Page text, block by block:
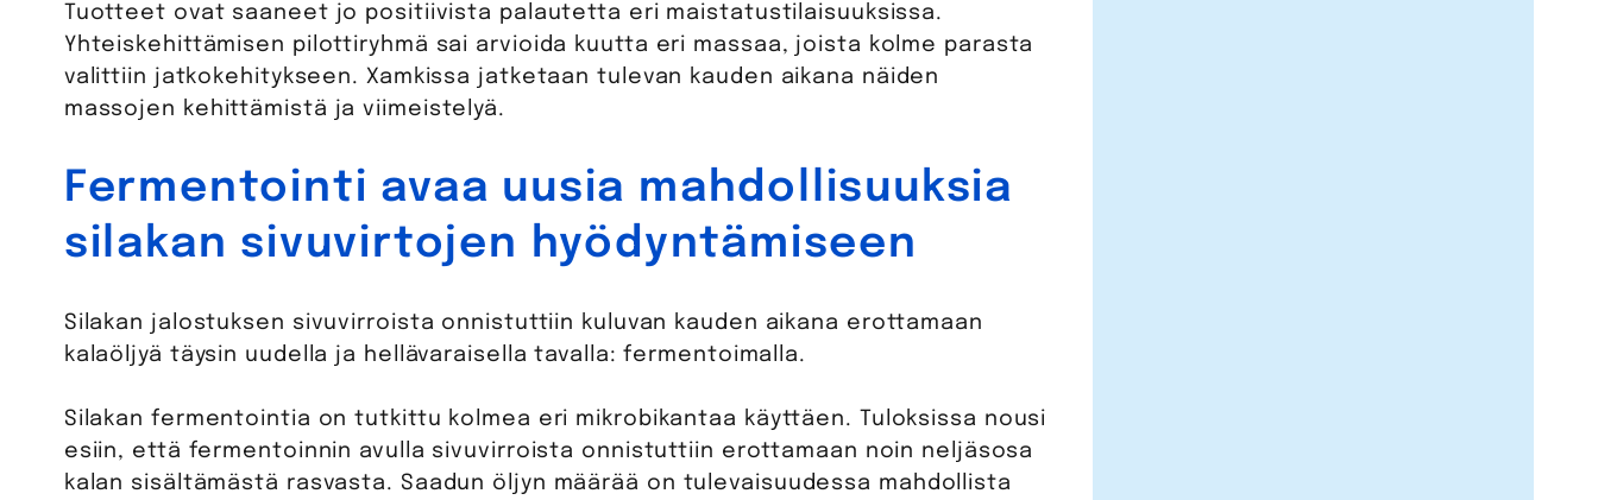
Tuotteet ovat saaneet jo positiivista palautetta eri maistatustilaisuuksissa.
Yhteiskehittämisen pilottiryhmä sai arvioida kuutta eri massaa, joista kolme parasta
valittiin jatkokehitykseen. Xamkissa jatketaan tulevan kauden aikana näiden
massojen kehittämistä ja viimeistelyä.
Fermentointi avaa uusia mahdollisuuksia
silakan sivuvirtojen hyödyntämiseen
Silakan jalostuksen sivuvirroista onnistuttiin kuluvan kauden aikana erottamaan
kalaöljyä täysin uudella ja hellävaraisella tavalla: fermentoimalla.
Silakan fermentointia on tutkittu kolmea eri mikrobikantaa käyttäen. Tuloksissa nousi
esiin, että fermentoinnin avulla sivuvirroista onnistuttiin erottamaan noin neljäsosa
kalan sisältämästä rasvasta. Saadun öljyn määrää on tulevaisuudessa mahdollista